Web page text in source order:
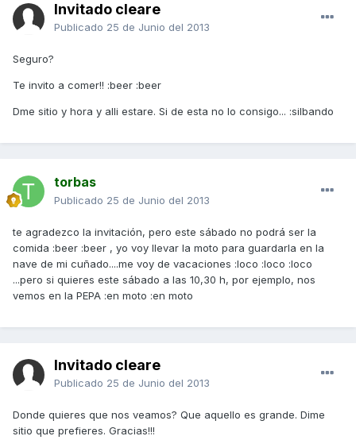
Invitado cleare
Publicado 25 de Junio del 2013
Seguro?
Te invito a comer!! :beer :beer
Dme sitio y hora y alli estare. Si de esta no lo consigo... :silbando
torbas
Publicado 25 de Junio del 2013
te agradezco la invitación, pero este sábado no podrá ser la
comida :beer :beer , yo voy llevar la moto para guardarla en la
nave de mi cuñado....me voy de vacaciones :loco :loco :loco
...pero si quieres este sábado a las 10,30 h, por ejemplo, nos
vemos en la PEPA :en moto :en moto
Invitado cleare
Publicado 25 de Junio del 2013
Donde quieres que nos veamos? Que aquello es grande. Dime
sitio que prefieres. Gracias!!!